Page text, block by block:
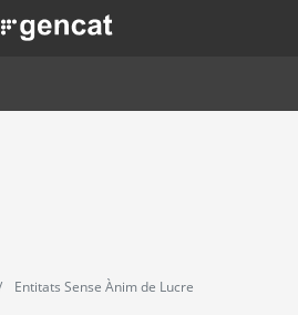
Vés
al
. Obre en una nova finestra.
Entitats Sense Ànim de Lucre